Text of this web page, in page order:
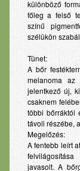
különböző
főleg a felső
színű
szélükön
Tünet:
A bőr
melanoma az
jelentkező új,
csaknem
többi bőrráktól
távoli részébe,
Megelőzés:
A fentebb leírt
javasolt. A